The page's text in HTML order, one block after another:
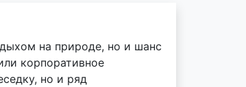
на природе, но и шанс
корпоративное
но и ряд